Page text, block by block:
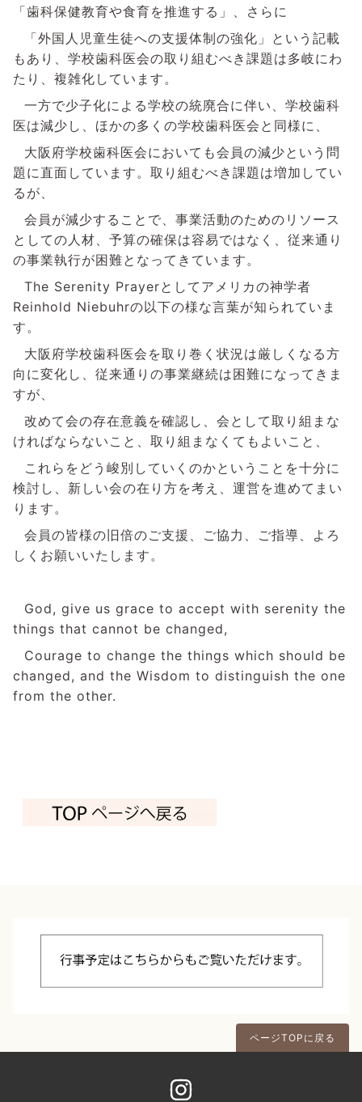
「歯科保健教育や食育を推進する」、さらに
「外国人児童生徒への支援体制の強化」という記載
もあり、学校歯科医会の取り組むべき課題は多岐にわ
たり、複雑化しています。
一方で少子化による学校の統廃合に伴い、学校歯科
医は減少し、ほかの多くの学校歯科医会と同様に、
大阪府学校歯科医会においても会員の減少という問
題に直面しています。取り組むべき課題は増加してい
るが、
会員が減少することで、事業活動のためのリソース
としての人材、予算の確保は容易ではなく、従来通り
の事業執行が困難となってきています。
The Serenity Prayerとしてアメリカの神学者
Reinhold Niebuhrの以下の様な言葉が知られていま
す。
大阪府学校歯科医会を取り巻く状況は厳しくなる方
向に変化し、従来通りの事業継続は困難になってきま
すが、
改めて会の存在意義を確認し、会として取り組まな
ければならないこと、取り組まなくてもよいこと、
これらをどう峻別していくのかということを十分に
検討し、新しい会の在り方を考え、運営を進めてまい
ります。
会員の皆様の旧倍のご支援、ご協力、ご指導、よろ
しくお願いいたします。
God, give us grace to accept with serenity the
things that cannot be changed,
Courage to change the things which should be
changed, and the Wisdom to distinguish the one
from the other.
ページTOPに戻る